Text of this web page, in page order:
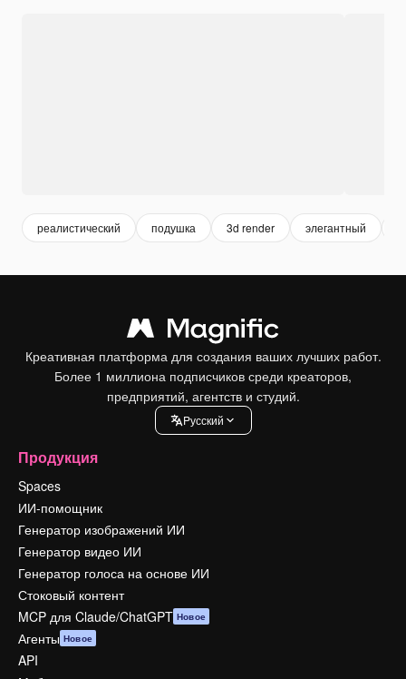
реалистический подушка 3d render элегантный
Креативная платформа для создания ваших лучших работ.
Более 1 миллиона подписчиков среди креаторов,
предприятий, агентств и студий.
Pусский
Продукция
Spaces
ИИ-помощник
Генератор изображений ИИ
Генератор видео ИИ
Генератор голоса на основе ИИ
Стоковый контент
MCP для Claude/ChatGPT Новое
Агенты Новое
API